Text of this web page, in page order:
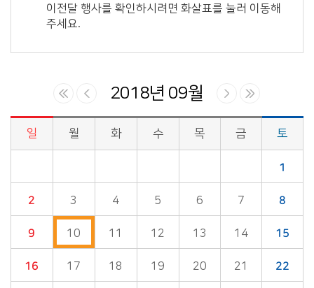
이전달 행사를 확인하시려면 화살표를 눌러 이동해
주세요.
2018년 09월
시정소식>시정 캘린더 게시판의 (2018년 09월) 달력형태로 일정명, 일정내용을 제공합니다.
일 월 화 수 목 금 토
1
2 3 4 5 6 7 8
9 10 11 12 13 14 15
16 17 18 19 20 21 22